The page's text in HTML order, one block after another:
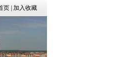
页 加入收藏